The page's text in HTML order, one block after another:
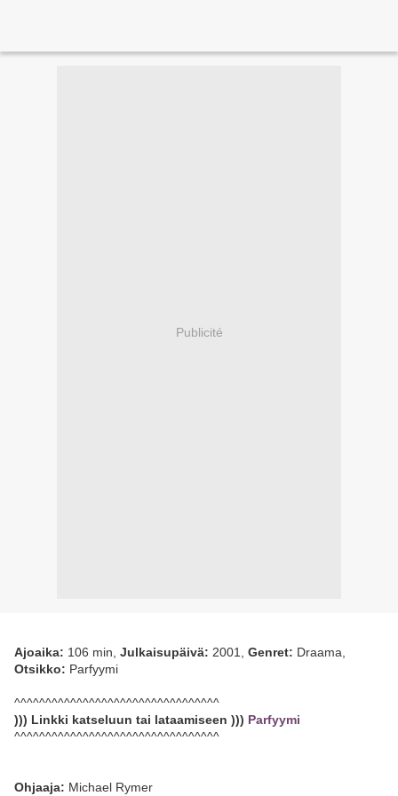
Publicité
Ajoaika: 106 min, Julkaisupäivä: 2001, Genret: Draama,
Otsikko: Parfyymi
^^^^^^^^^^^^^^^^^^^^^^^^^^^^^^^^^
))) Linkki katseluun tai lataamiseen ))) Parfyymi
^^^^^^^^^^^^^^^^^^^^^^^^^^^^^^^^^
Ohjaaja: Michael Rymer